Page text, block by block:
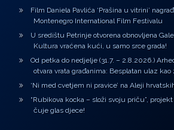
Film Daniela Pavlića ‘Prašina u vitrini’
Montenegro International Film Festivalu
U središtu Petrinje otvorena obnovljena
Kultura vraćena kući, u samo srce grada!
Od petka do nedjelje (31.7. – 2.8.2026.)
otvara vrata građanima: Besplatan ulaz
‘Ni med cvetjem ni pravice’ na Aleji
“Rubikova kocka – složi svoju priču”,
čuje glas djece!